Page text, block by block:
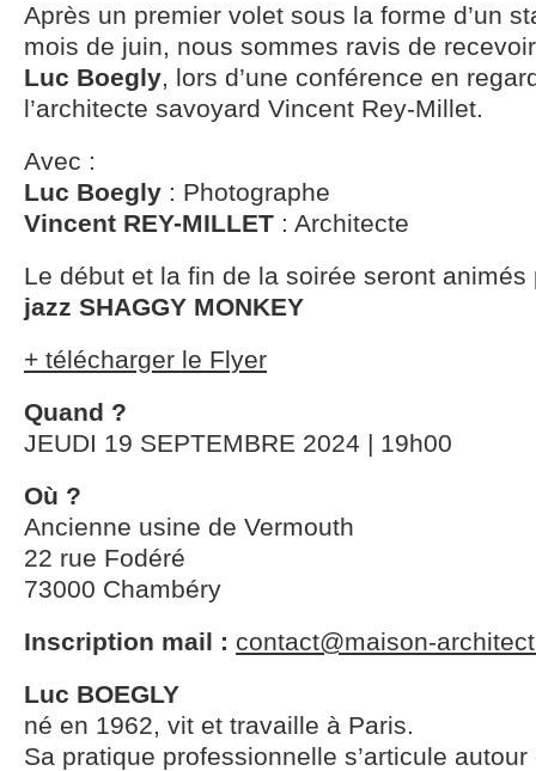
Après un premier volet sous la forme d’un
mois de juin, nous sommes ravis de
Luc Boegly, lors d’une conférence en
l’architecte savoyard Vincent Rey-Millet.
Avec :
Luc Boegly : Photographe
Vincent REY-MILLET : Architecte
Le début et la fin de la soirée seront
jazz SHAGGY MONKEY
+ télécharger le Flyer
Quand ?
JEUDI 19 SEPTEMBRE 2024 | 19h00
Où ?
Ancienne usine de Vermouth
22 rue Fodéré
73000 Chambéry
Inscription mail : contact@maison-
Luc BOEGLY
né en 1962, vit et travaille à Paris.
Sa pratique professionnelle s’articule